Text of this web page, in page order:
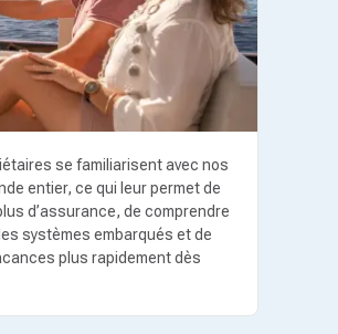
se familiarisent avec nos
entier, ce qui leur permet de
d’assurance, de comprendre
systèmes embarqués et de
plus rapidement dès